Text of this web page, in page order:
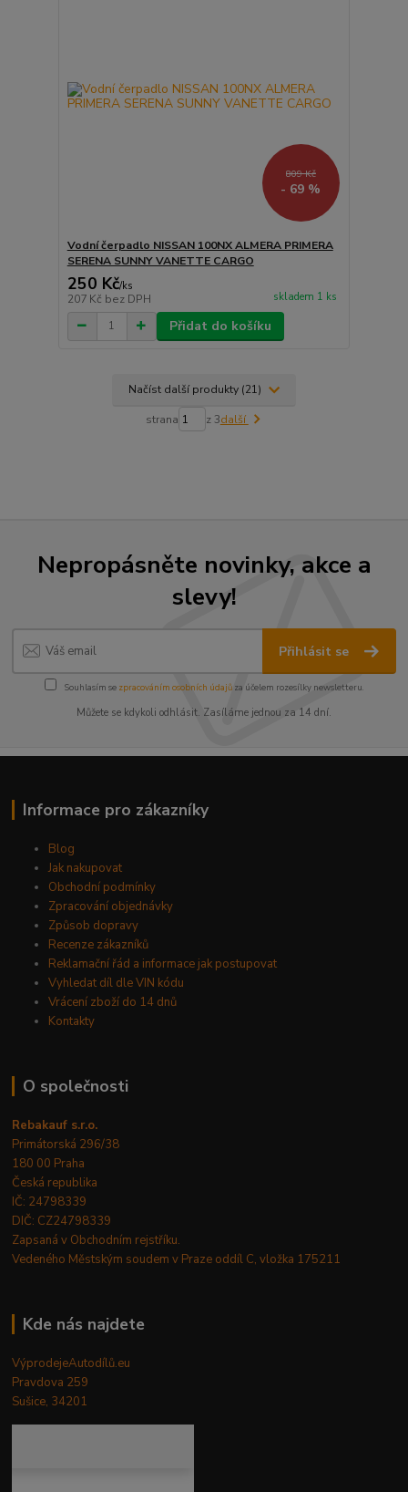
809 Kč
- 69 %
Vodní čerpadlo NISSAN 100NX ALMERA PRIMERA
SERENA SUNNY VANETTE CARGO
250 Kč/ks
207 Kč bez DPH skladem 1 ks
Přidat do košíku
Načíst další produkty (21)
strana z 3další
Nepropásněte novinky, akce a
slevy!
Přihlásit se
Souhlasím se zpracováním osobních údajůza účelem rozesílky newsletteru.
Můžete se kdykoli odhlásit. Zasíláme jednou za 14 dní.
Informace pro zákazníky
Blog
Jak nakupovat
Obchodní podmínky
Zpracování objednávky
Způsob dopravy
Recenze zákazníků
Reklamační řád a informace jak postupovat
Vyhledat díl dle VIN kódu
Vrácení zboží do 14 dnů
Kontakty
O společnosti
Rebakauf s.r.o.
Primátorská 296/38
180 00 Praha
Česká republika
IČ: 24798339
DIČ: CZ24798339
Zapsaná v Obchodním rejstříku.
Vedeného Městským soudem v Praze oddíl C, vložka 175211
Kde nás najdete
VýprodejeAutodílů.eu
Pravdova 259
Sušice, 34201